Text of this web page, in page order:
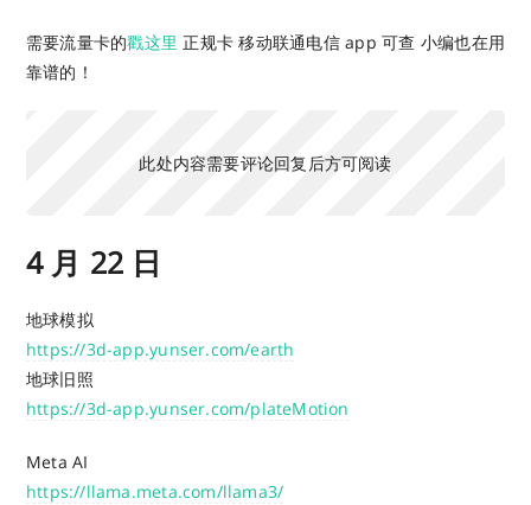
需要流量卡的戳这里 正规卡 移动联通电信 app 可查 小编也在用
靠谱的！
此处内容需要评论回复后方可阅读
4 月 22 日
地球模拟
https://3d-app.yunser.com/earth
地球旧照
https://3d-app.yunser.com/plateMotion
Meta AI
https://llama.meta.com/llama3/